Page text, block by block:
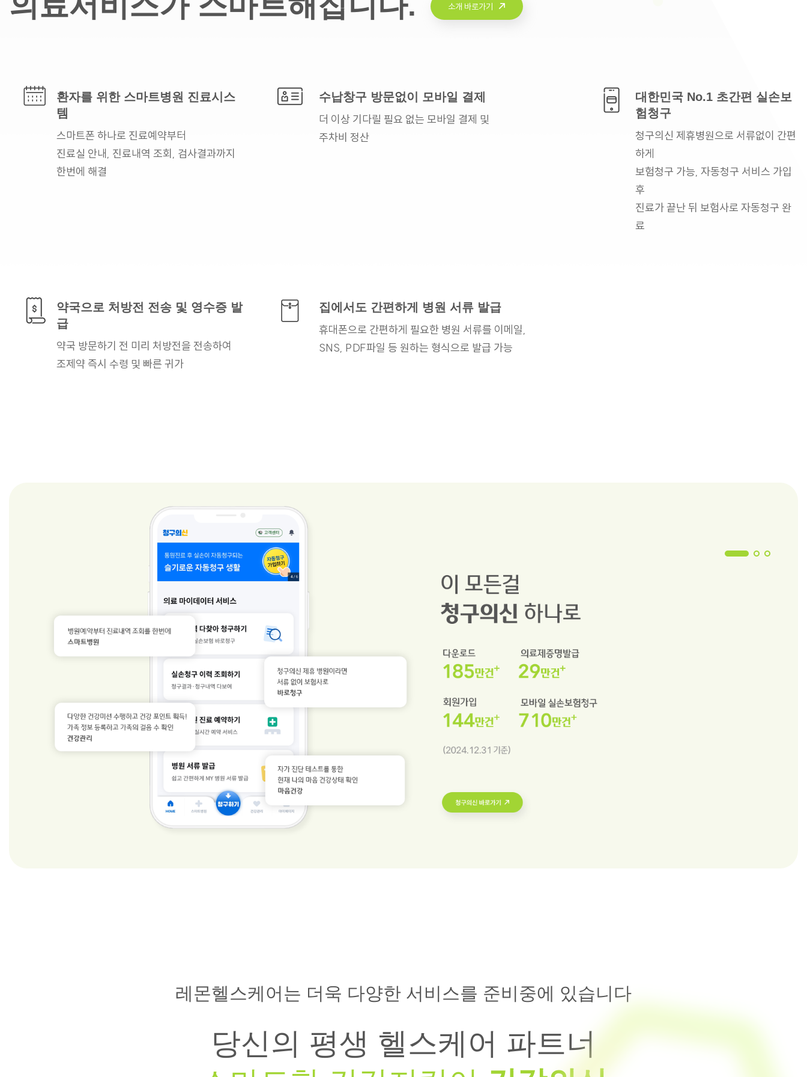
소개 바로가기
환자를 위한 스마트병원 진료시스
템
스마트폰 하나로 진료예약부터
진료실 안내, 진료내역 조회, 검사결과까지
한번에 해결
수납창구 방문없이 모바일 결제
더 이상 기다릴 필요 없는 모바일 결제 및
주차비 정산
대한민국 No.1 초간편 실손보
험청구
청구의신 제휴병원으로 서류없이 간편
하게
보험청구 가능, 자동청구 서비스 가입
후
진료가 끝난 뒤 보험사로 자동청구 완
료
약국으로 처방전 전송 및 영수증 발
급
약국 방문하기 전 미리 처방전을 전송하여
조제약 즉시 수령 및 빠른 귀가
집에서도 간편하게 병원 서류 발급
휴대폰으로 간편하게 필요한 병원 서류를 이메일,
SNS, PDF파일 등 원하는 형식으로 발급 가능
레몬헬스케어는 더욱 다양한 서비스를 준비중에 있습니다
당신의 평생 헬스케어 파트너